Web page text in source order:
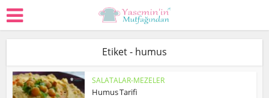
Etiket - humus
SALATALAR-MEZELER
Humus Tarifi